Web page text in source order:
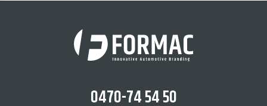
0470-74 54 50